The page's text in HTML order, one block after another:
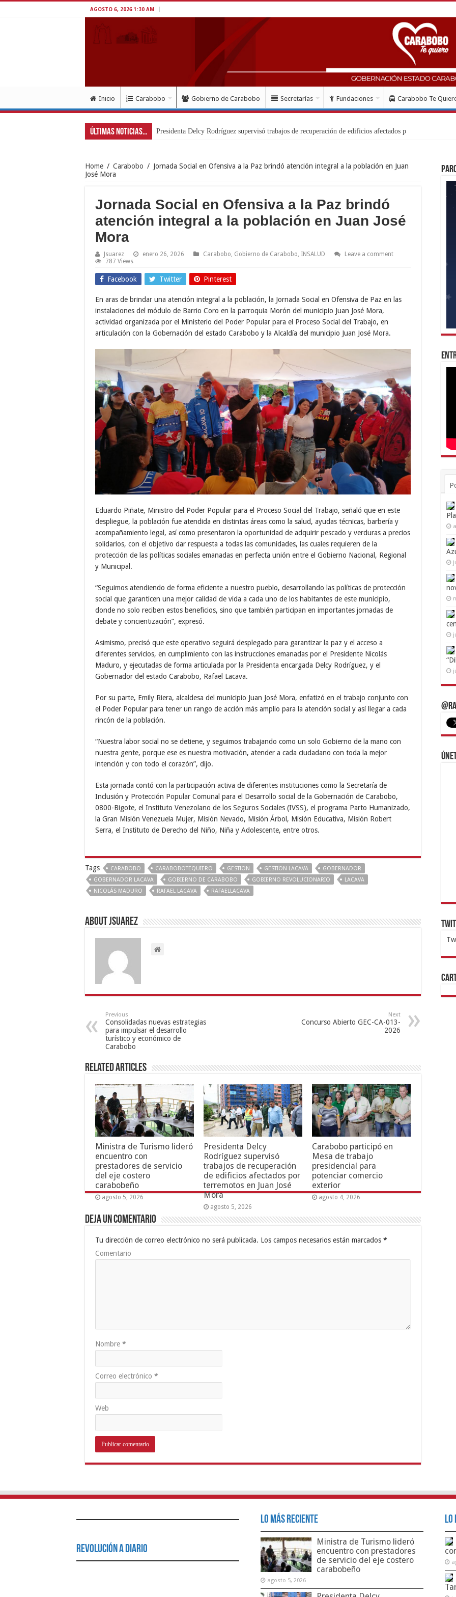
AGOSTO 6, 2026 1:30 AM
Inicio Carabobo Gobierno de Carabobo Secretarías Fundaciones Carabobo Te
Últimas Noticias... Carabobo participó en Mesa de trab
Home / Carabobo / Jornada Social en Ofensiva a la Paz brindó atención integral a la población en Juan
José Mora
Jornada Social en Ofensiva a la Paz brindó
atención integral a la población en Juan José
Mora
Jsuarez enero 26, 2026 Carabobo Gobierno de Carabobo INSALUD
Leave a comment
787 Views
Facebook Twitter Pinterest
En aras de brindar una atención integral a la población, la Jornada Social en Ofensiva de Paz en las
instalaciones del módulo de Barrio Coro en la parroquia Morón del municipio Juan José Mora,
actividad organizada por el Ministerio del Poder Popular para el Proceso Social del Trabajo, en
articulación con la Gobernación del estado Carabobo y la Alcaldía del municipio Juan José Mora.
Eduardo Piñate, Ministro del Poder Popular para el Proceso Social del Trabajo, señaló que en este
despliegue, la población fue atendida en distintas áreas como la salud, ayudas técnicas, barbería y
acompañamiento legal, así como presentaron la oportunidad de adquirir pescado y verduras a precios
solidarios, con el objetivo dar respuesta a todas las comunidades, las cuales requieren de la
protección de las políticas sociales emanadas en perfecta unión entre el Gobierno Nacional, Regional
y Municipal.
“Seguimos atendiendo de forma eficiente a nuestro pueblo, desarrollando las políticas de protección
social que garanticen una mejor calidad de vida a cada uno de los habitantes de este municipio,
donde no solo reciben estos beneficios, sino que también participan en importantes jornadas de
debate y concientización”, expresó.
Asimismo, precisó que este operativo seguirá desplegado para garantizar la paz y el acceso a
diferentes servicios, en cumplimiento con las instrucciones emanadas por el Presidente Nicolás
Maduro, y ejecutadas de forma articulada por la Presidenta encargada Delcy Rodríguez, y el
Gobernador del estado Carabobo, Rafael Lacava.
Por su parte, Emily Riera, alcaldesa del municipio Juan José Mora, enfatizó en el trabajo conjunto con
el Poder Popular para tener un rango de acción más amplio para la atención social y así llegar a cada
rincón de la población.
“Nuestra labor social no se detiene, y seguimos trabajando como un solo Gobierno de la mano con
nuestra gente, porque ese es nuestra motivación, atender a cada ciudadano con toda la mejor
intención y con todo el corazón”, dijo.
Esta jornada contó con la participación activa de diferentes instituciones como la Secretaría de
Inclusión y Protección Popular Comunal para el Desarrollo social de la Gobernación de Carabobo,
0800-Bigote, el Instituto Venezolano de los Seguros Sociales (IVSS), el programa Parto Humanizado,
la Gran Misión Venezuela Mujer, Misión Nevado, Misión Árbol, Misión Educativa, Misión Robert
Serra, el Instituto de Derecho del Niño, Niña y Adolescente, entre otros.
Tags CARABOBO CARABOBOTEQUIERO GESTION GESTION LACAVA
GOBERNADOR
GOBERNADOR LACAVA
GOBIERNO DE CARABOBO GOBIERNO REVOLUCIONARIO
LACAVA
NICOLÁS MADURO
RAFAEL LACAVA RAFAELLACAVA
About Jsuarez
Previous
Consolidadas nuevas estrategias
para impulsar el desarrollo
turístico y económico de
Carabobo
Next
Concurso Abierto GEC-CA-013-
2026
Related Articles
Ministra de Turismo lideró
encuentro con
prestadores de servicio
del eje costero
carabobeño
agosto 5, 2026
Presidenta Delcy
Rodríguez supervisó
trabajos de recuperación
de edificios afectados por
terremotos en Juan José
Mora
agosto 5, 2026
Carabobo participó en
Mesa de trabajo
presidencial para
potenciar comercio
exterior
agosto 4, 2026
Deja un comentario
Tu dirección de correo electrónico no será publicada. Los campos necesarios están marcados *
Comentario
Nombre *
Correo electrónico *
Web
Revolución a Diario
Lo Más Reciente
Ministra de Turismo lideró
encuentro con prestadores
de servicio del eje costero
carabobeño
agosto 5, 2026
Lo